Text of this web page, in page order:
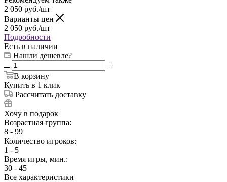
2 050 руб./шт
Варианты цен
2 050 руб./шт
Подробности
Есть в наличии
Нашли дешевле?
В корзину
Купить в 1 клик
Рассчитать доставку
Хочу в подарок
Возрастная группа:
8 - 99
Количество игроков:
1 - 5
Время игры, мин.:
30 - 45
Все характеристики